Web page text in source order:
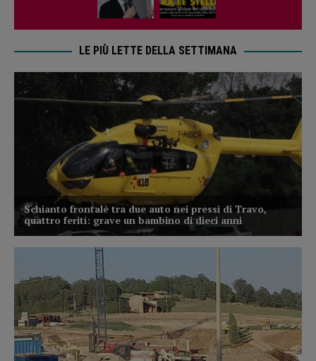
LE PIÙ LETTE DELLA SETTIMANA